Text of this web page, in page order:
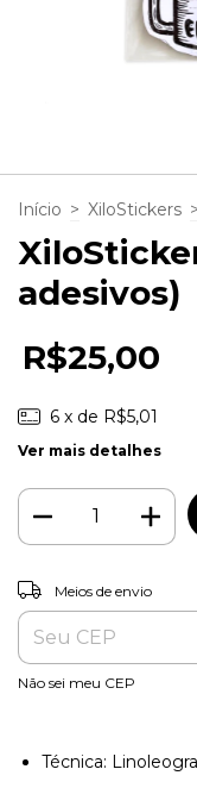
Início > XiloStickers >
adesivos)
R$25,00
6 x de R$5,01
Ver mais detalhes
Entregas para o CEP:
Meios de envio
Não sei meu CEP
Técnica: